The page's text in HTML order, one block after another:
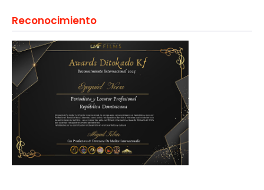
Reconocimiento